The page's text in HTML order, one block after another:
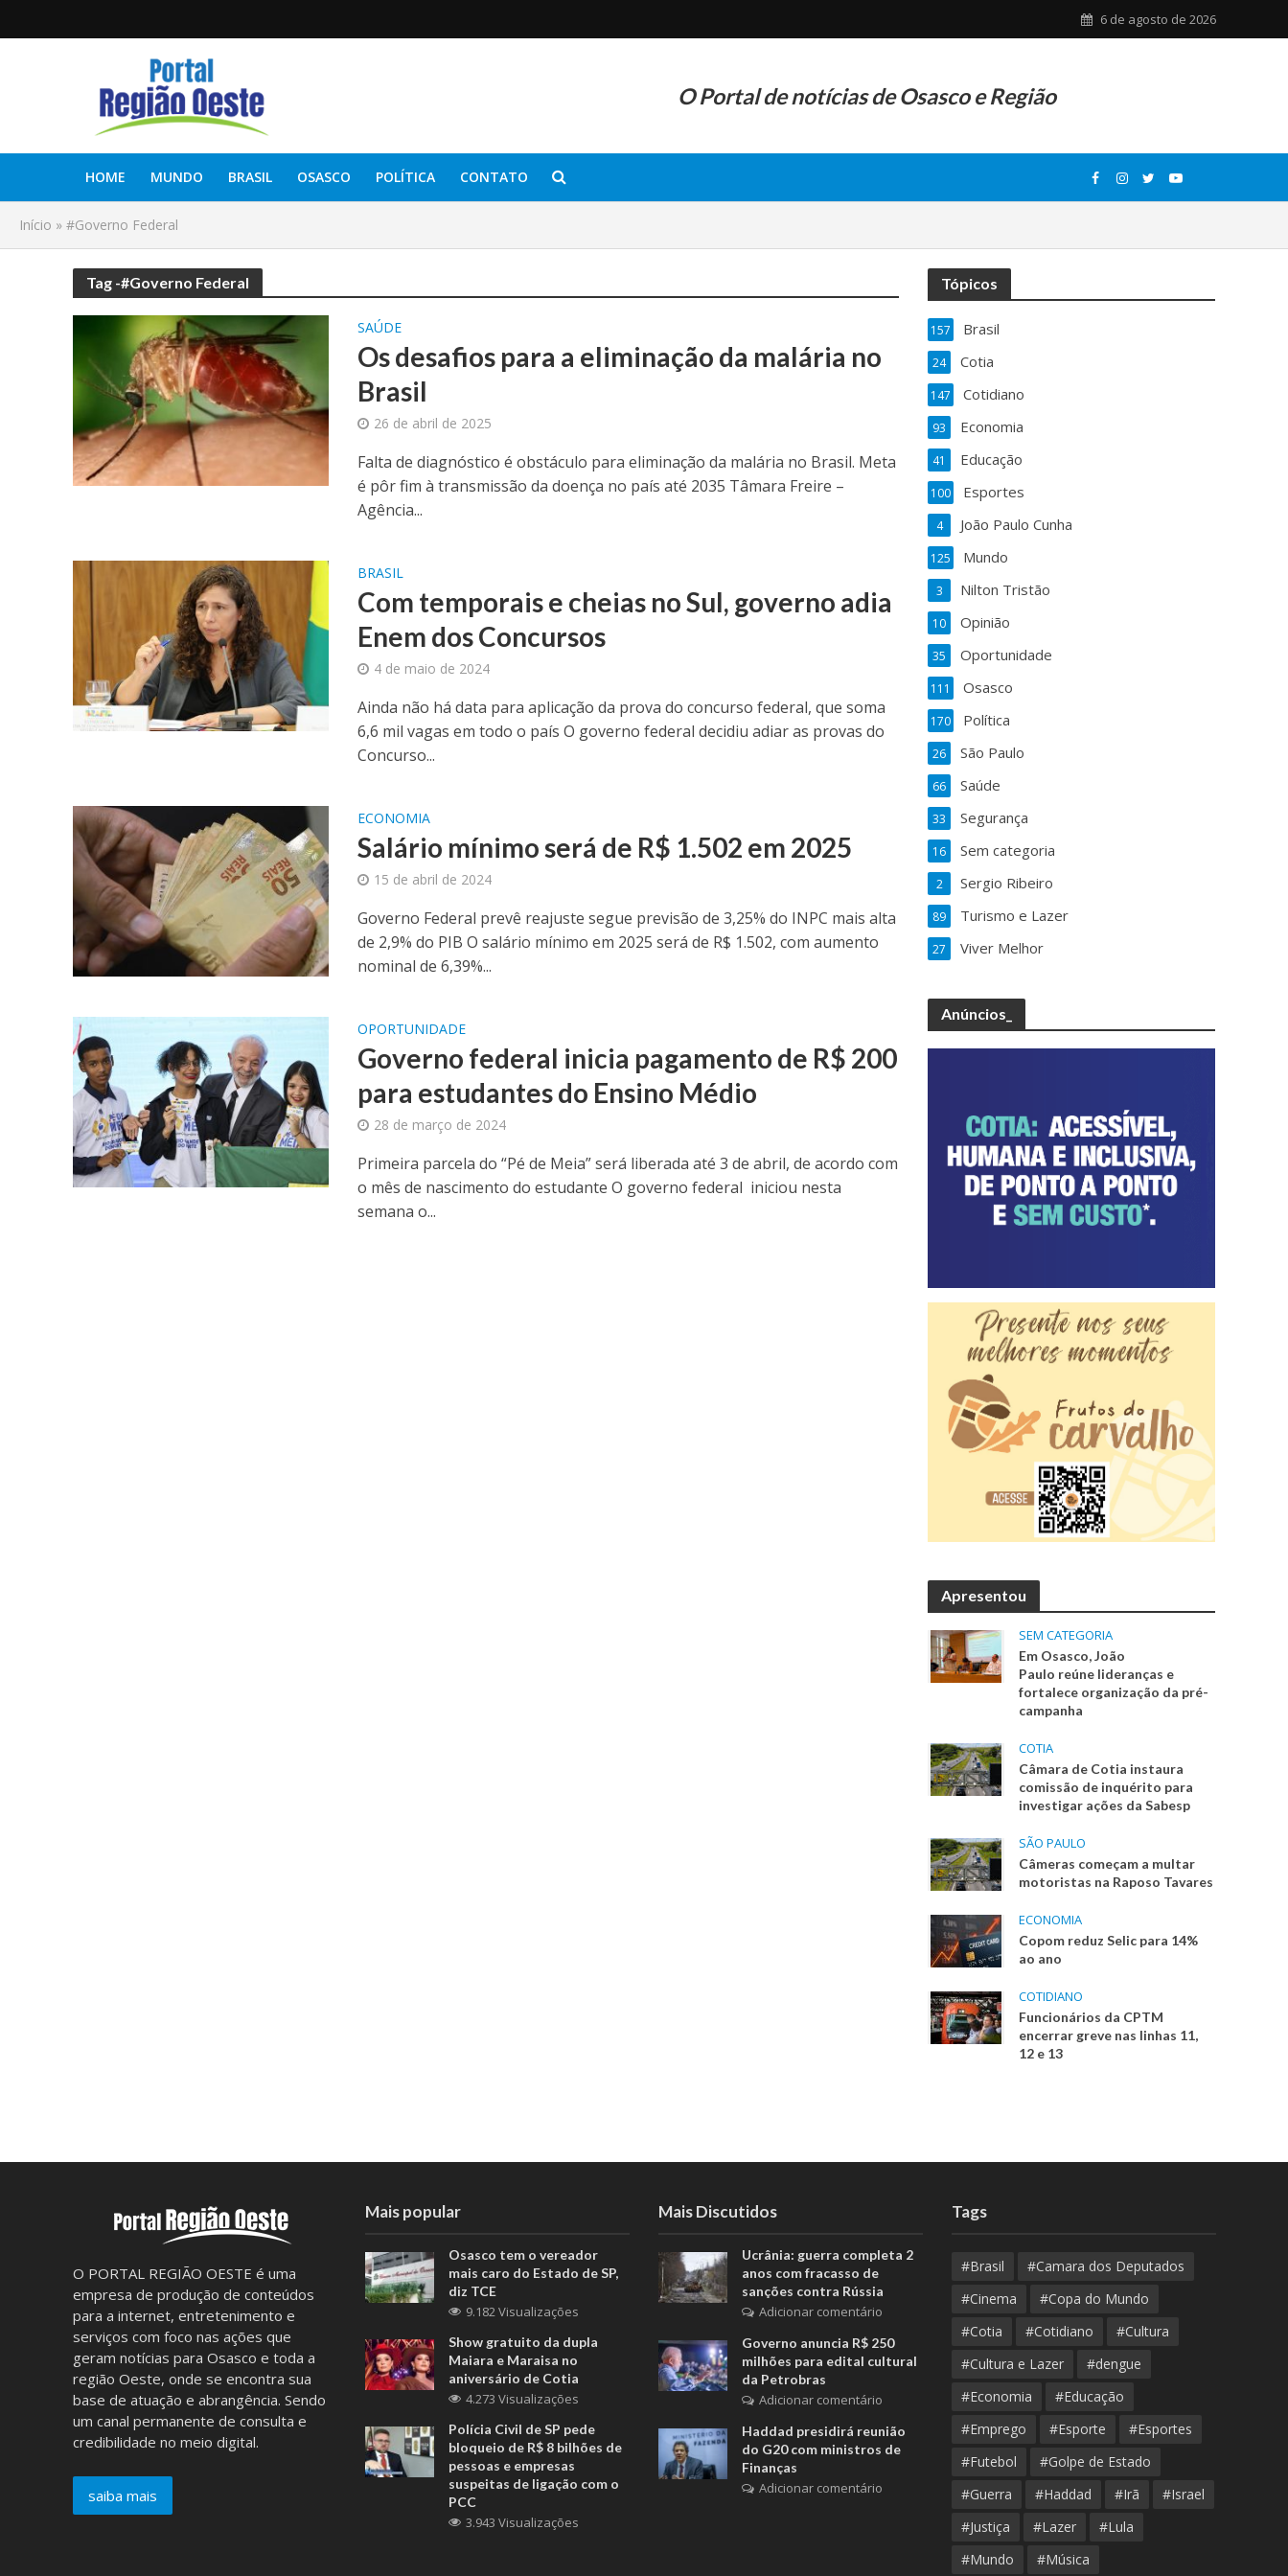
6 de agosto de 2026
O Portal de notícias de Osasco e Região
HOME MUNDO BRASIL OSASCO POLÍTICA CONTATO
Início » #Governo Federal
Tag -#Governo Federal
SAÚDE
Os desafios para a eliminação da malária no
Brasil
26 de abril de 2025
Falta de diagnóstico é obstáculo para eliminação da malária no Brasil. Meta
é pôr fim à transmissão da doença no país até 2035 Tâmara Freire –
Agência...
BRASIL
Com temporais e cheias no Sul, governo adia
Enem dos Concursos
4 de maio de 2024
Ainda não há data para aplicação da prova do concurso federal, que soma
6,6 mil vagas em todo o país O governo federal decidiu adiar as provas do
Concurso...
ECONOMIA
Salário mínimo será de R$ 1.502 em 2025
15 de abril de 2024
Governo Federal prevê reajuste segue previsão de 3,25% do INPC mais alta
de 2,9% do PIB O salário mínimo em 2025 será de R$ 1.502, com aumento
nominal de 6,39%...
OPORTUNIDADE
Governo federal inicia pagamento de R$ 200
para estudantes do Ensino Médio
28 de março de 2024
Primeira parcela do “Pé de Meia” será liberada até 3 de abril, de acordo com
o mês de nascimento do estudante O governo federal iniciou nesta
semana o...
Tópicos
Brasil
157
Cotia
24
Cotidiano
147
Economia
93
Educação
41
Esportes
100
João Paulo Cunha
4
Mundo
125
Nilton Tristão
3
Opinião
10
Oportunidade
35
Osasco
111
Política
170
São Paulo
26
Saúde
66
Segurança
33
Sem categoria
16
Sergio Ribeiro
2
Turismo e Lazer
89
Viver Melhor
27
Anúncios_
Apresentou
SEM CATEGORIA
Em Osasco, João
Paulo reúne lideranças e
fortalece organização da pré-
campanha
COTIA
Câmara de Cotia instaura
comissão de inquérito para
investigar ações da Sabesp
SÃO PAULO
Câmeras começam a multar
motoristas na Raposo Tavares
ECONOMIA
Copom reduz Selic para 14%
ao ano
COTIDIANO
Funcionários da CPTM
encerrar greve nas linhas 11,
12 e 13
O PORTAL REGIÃO OESTE é uma
empresa de produção de conteúdos
para a internet, entretenimento e
serviços com foco nas ações que
geram notícias para Osasco e toda a
região Oeste, onde se encontra sua
base de atuação e abrangência. Sendo
um canal permanente de consulta e
credibilidade no meio digital.
saiba mais
Mais popular
Osasco tem o vereador
mais caro do Estado de SP,
diz TCE
9.182 Visualizações
Show gratuito da dupla
Maiara e Maraisa no
aniversário de Cotia
4.273 Visualizações
Polícia Civil de SP pede
bloqueio de R$ 8 bilhões de
pessoas e empresas
suspeitas de ligação com o
PCC
3.943 Visualizações
Mais Discutidos
Ucrânia: guerra completa 2
anos com fracasso de
sanções contra Rússia
Adicionar comentário
Governo anuncia R$ 250
milhões para edital cultural
da Petrobras
Adicionar comentário
Haddad presidirá reunião
do G20 com ministros de
Finanças
Adicionar comentário
Tags
#Brasil
#Camara dos Deputados
#Cinema
#Copa do Mundo
#Cotia
#Cotidiano
#Cultura
#Cultura e Lazer
#dengue
#Economia
#Educação
#Emprego
#Esporte
#Esportes
#Futebol
#Golpe de Estado
#Guerra
#Haddad #Irã
#Israel
#Justiça
#Lazer
#Lula
#Mundo
#Música